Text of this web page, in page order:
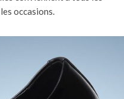
occasions.